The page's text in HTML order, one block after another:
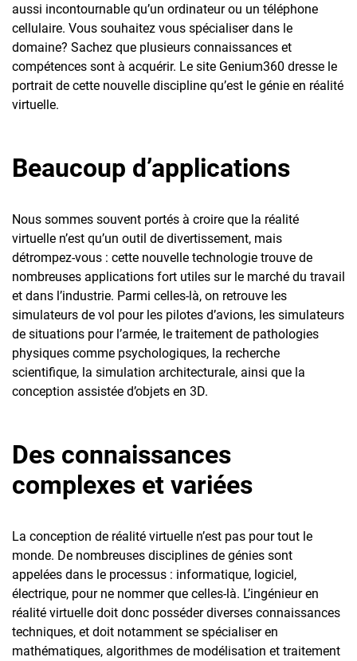
aussi incontournable qu’un ordinateur ou un téléphone
cellulaire. Vous souhaitez vous spécialiser dans le
domaine? Sachez que plusieurs connaissances et
compétences sont à acquérir. Le site Genium360 dresse le
portrait de cette nouvelle discipline qu’est le génie en réalité
virtuelle.
Beaucoup d’applications
Nous sommes souvent portés à croire que la réalité
virtuelle n’est qu’un outil de divertissement, mais
détrompez-vous : cette nouvelle technologie trouve de
nombreuses applications fort utiles sur le marché du travail
et dans l’industrie. Parmi celles-là, on retrouve les
simulateurs de vol pour les pilotes d’avions, les simulateurs
de situations pour l’armée, le traitement de pathologies
physiques comme psychologiques, la recherche
scientifique, la simulation architecturale, ainsi que la
conception assistée d’objets en 3D.
Des connaissances
complexes et variées
La conception de réalité virtuelle n’est pas pour tout le
monde. De nombreuses disciplines de génies sont
appelées dans le processus : informatique, logiciel,
électrique, pour ne nommer que celles-là. L’ingénieur en
réalité virtuelle doit donc posséder diverses connaissances
techniques, et doit notamment se spécialiser en
mathématiques, algorithmes de modélisation et traitement